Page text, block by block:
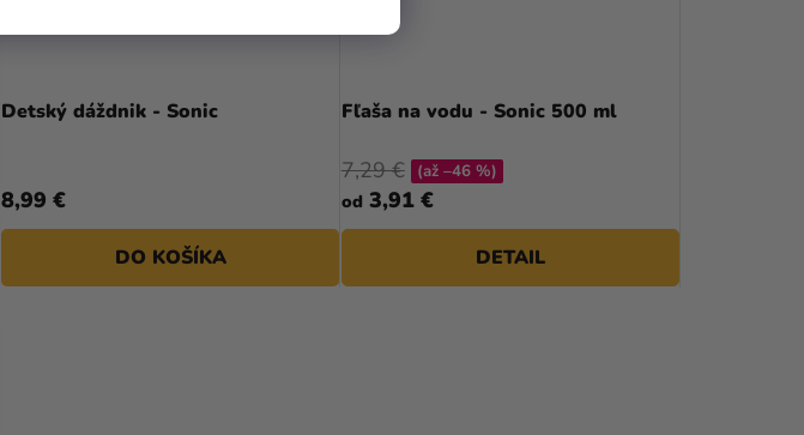
Detský dáždnik - Sonic
8,99 €
DO KOŠÍKA
Fľaša na vodu - Sonic 500 ml
od 3,91 €
7,29 € (až –46 %)
DETAIL